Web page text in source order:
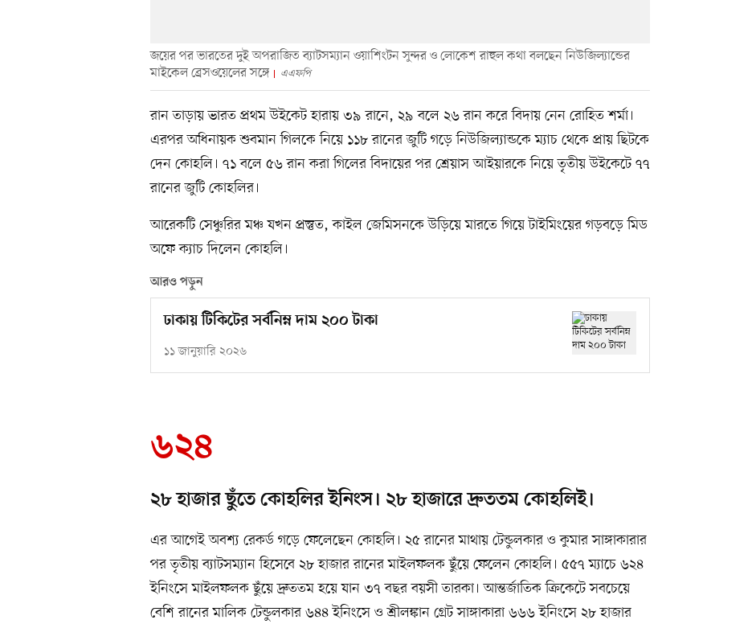
জয়ের পর ভারতের দুই অপরাজিত ব্যাটসম্যান ওয়াশিংটন সুন্দর ও লোকেশ রাহুল কথা বলছেন নিউজিল্যান্ডের
মাইকেল ব্রেসওয়েলের সঙ্গে
এএফপি
রান তাড়ায় ভারত প্রথম উইকেট হারায় ৩৯ রানে, ২৯ বলে ২৬ রান করে বিদায় নেন রোহিত শর্মা।
এরপর অধিনায়ক শুবমান গিলকে নিয়ে ১১৮ রানের জুটি গড়ে নিউজিল্যান্ডকে ম্যাচ থেকে প্রায় ছিটকে
দেন কোহলি। ৭১ বলে ৫৬ রান করা গিলের বিদায়ের পর শ্রেয়াস আইয়ারকে নিয়ে তৃতীয় উইকেটে ৭৭
রানের জুটি কোহলির।
আরেকটি সেঞ্চুরির মঞ্চ যখন প্রস্তুত, কাইল জেমিসনকে উড়িয়ে মারতে গিয়ে টাইমিংয়ের গড়বড়ে মিড
অফে ক্যাচ দিলেন কোহলি।
আরও পড়ুন
ঢাকায় টিকিটের সর্বনিম্ন দাম ২০০ টাকা
১১ জানুয়ারি ২০২৬
৬২৪
২৮ হাজার ছুঁতে কোহলির ইনিংস। ২৮ হাজারে দ্রুততম কোহলিই।
এর আগেই অবশ্য রেকর্ড গড়ে ফেলেছেন কোহলি। ২৫ রানের মাথায় টেন্ডুলকার ও কুমার সাঙ্গাকারার
পর তৃতীয় ব্যাটসম্যান হিসেবে ২৮ হাজার রানের মাইলফলক ছুঁয়ে ফেলেন কোহলি। ৫৫৭ ম্যাচে ৬২৪
ইনিংসে মাইলফলক ছুঁয়ে দ্রুততম হয়ে যান ৩৭ বছর বয়সী তারকা। আন্তর্জাতিক ক্রিকেটে সবচেয়ে
বেশি রানের মালিক টেন্ডুলকার ৬৪৪ ইনিংসে ও শ্রীলঙ্কান গ্রেট সাঙ্গাকারা ৬৬৬ ইনিংসে ২৮ হাজার